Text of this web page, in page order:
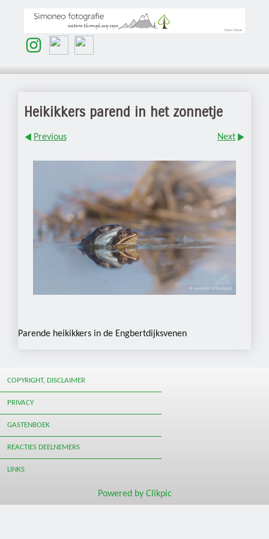
Heikikkers parend in het zonnetje
Previous Next
Parende heikikkers in de Engbertdijksvenen
COPYRIGHT, DISCLAIMER
PRIVACY
GASTENBOEK
REACTIES DEELNEMERS
LINKS
Powered by Clikpic